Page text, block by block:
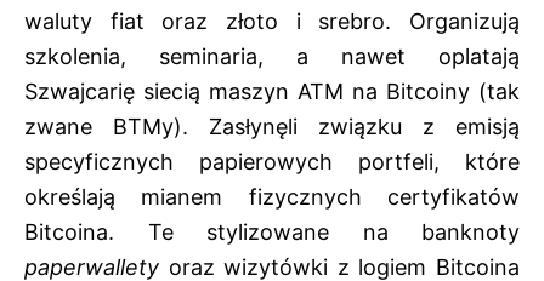
waluty fiat oraz złoto i srebro. Organizują
szkolenia, seminaria, a nawet oplatają
Szwajcarię siecią maszyn ATM na Bitcoiny (tak
zwane BTMy). Zasłynęli związku z emisją
specyficznych papierowych portfeli, które
określają mianem fizycznych certyfikatów
Bitcoina. Te stylizowane na banknoty
paperwallety oraz wizytówki z logiem Bitcoina